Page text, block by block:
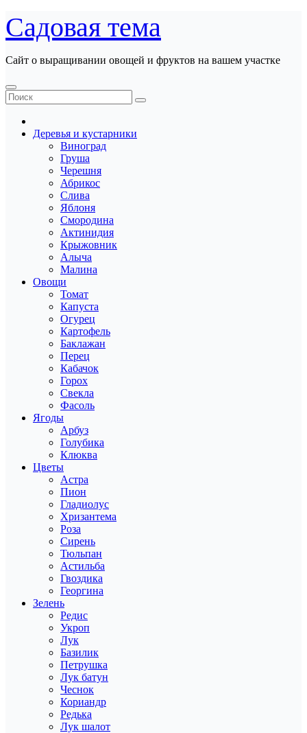
Перейти
к
содержанию
Садовая тема
Сайт о выращивании овощей и фруктов на вашем участке
Деревья и кустарники
Виноград
Груша
Черешня
Абрикос
Слива
Яблоня
Смородина
Актинидия
Крыжовник
Алыча
Малина
Овощи
Томат
Капуста
Огурец
Картофель
Баклажан
Перец
Кабачок
Горох
Свекла
Фасоль
Ягоды
Арбуз
Голубика
Клюква
Цветы
Астра
Пион
Гладиолус
Хризантема
Роза
Сирень
Тюльпан
Астильба
Гвоздика
Георгина
Зелень
Редис
Укроп
Лук
Базилик
Петрушка
Лук батун
Чеснок
Кориандр
Редька
Лук шалот